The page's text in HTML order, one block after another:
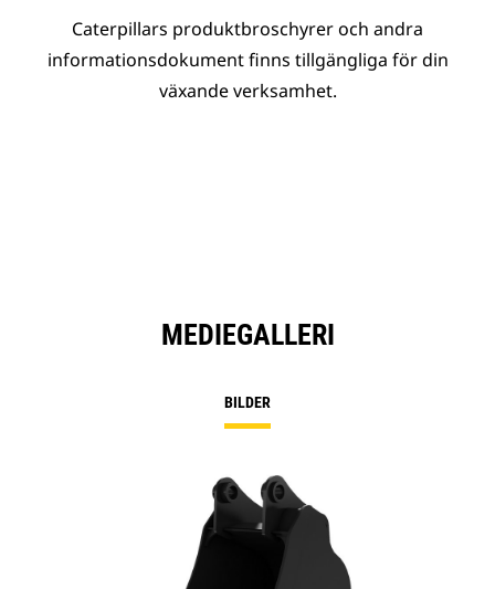
Caterpillars produktbroschyrer och andra
informationsdokument finns tillgängliga för din
växande verksamhet.
MEDIEGALLERI
BILDER